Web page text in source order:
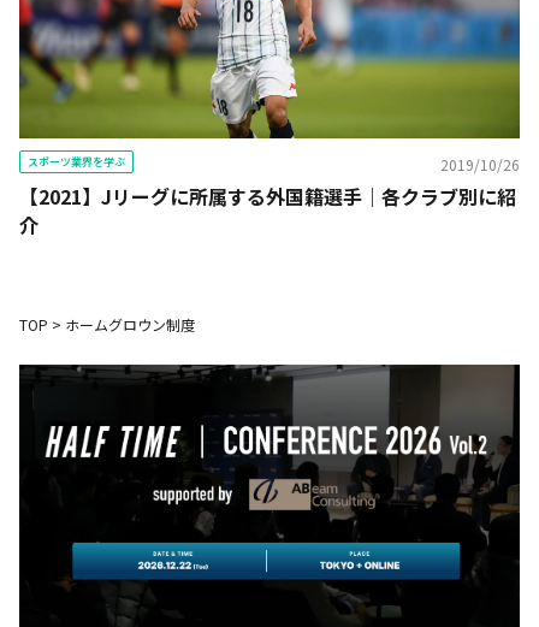
スポーツ業界を学ぶ 2019/10/26
【2021】Jリーグに所属する外国籍選手｜各クラブ別に紹
介
TOP > ホームグロウン制度